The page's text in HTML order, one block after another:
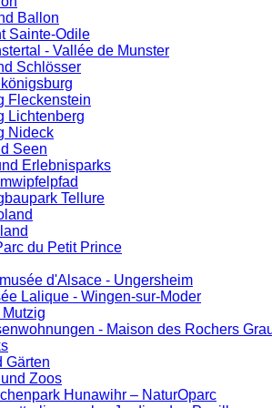
Ballon
Sainte-Odile
- Vallée de Munster
Schlösser
Fleckenstein
Lichtenberg
Nideck
Seen
Erlebnisparks
Tellure
du Petit Prince
d'Alsace - Ungersheim
Lalique - Wingen-sur-Moder
Mutzig
- Maison des Rochers
Gärten
Zoos
Hunawihr – NaturOparc